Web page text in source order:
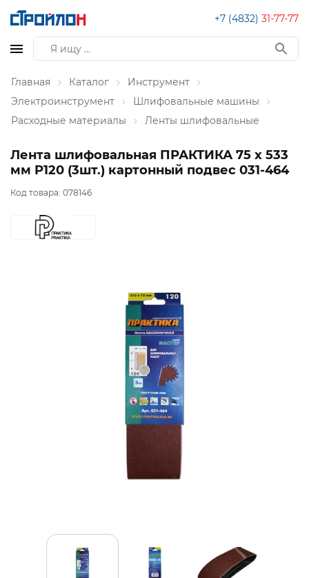
+7 (4832) 31-77-77
Главная Каталог
Инструмент
Электроинструмент
Шлифовальные машины
Расходные материалы
Ленты шлифовальные
Лента шлифовальная ПРАКТИКА 75 х 533
мм P120 (3шт.) картонный подвес 031-464
Код товара: 078146